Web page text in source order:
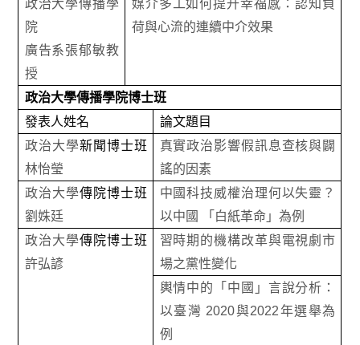
政治大學傳播學
院
廣告系張郁敏教
授
媒介多工如何提升幸福感：認知負
荷與心流的連續中介效果
政治大學傳播學院博士班
發表人姓名
論文題目
政治大學新聞博士班
林怡瑩
真實政治影響假訊息查核與闢
謠的因素
政治大學傳院博士班
劉姝廷
中國科技威權治理何以失靈？
以中國 「白紙革命」為例
政治大學傳院博士班
許弘諺
習時期的機構改革與電視劇市
場之黨性變化
輿情中的「中國」言說分析：
以臺灣 2020與2022年選舉為
例